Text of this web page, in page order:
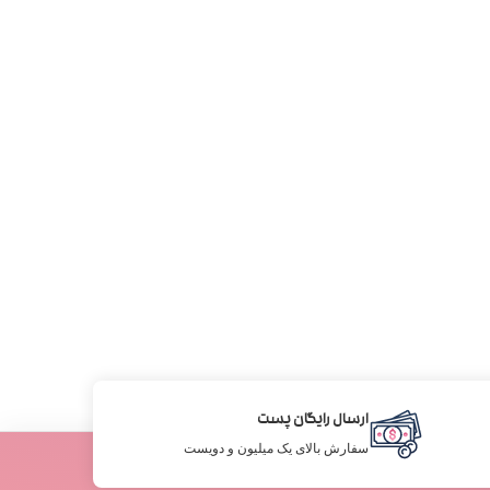
ارسال رایگان پست
سفارش بالای یک میلیون و دویست